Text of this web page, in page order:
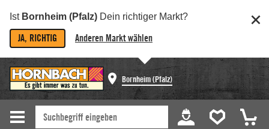
Ist Bornheim (Pfalz) Dein richtiger Markt?
JA, RICHTIG Anderen Markt wählen
Bornheim (Pfalz)